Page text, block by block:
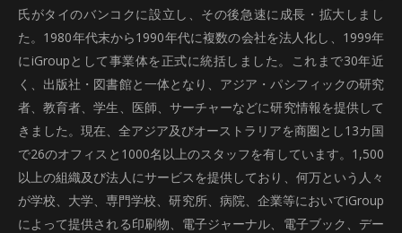
氏がタイのバンコクに設立し、その後急速に成長・拡大しまし
た。1980年代末から1990年代に複数の会社を法人化し、1999年
にiGroupとして事業体を正式に統括しました。これまで30年近
く、出版社・図書館と一体となり、アジア・パシフィックの研究
者、教育者、学生、医師、サーチャーなどに研究情報を提供して
きました。現在、全アジア及びオーストラリアを商圏とし13カ国
で26のオフィスと1000名以上のスタッフを有しています。1,500
以上の組織及び法人にサービスを提供しており、何万という人々
が学校、大学、専門学校、研究所、病院、企業等においてiGroup
によって提供される印刷物、電子ジャーナル、電子ブック、デー